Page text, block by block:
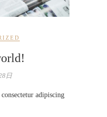
日
adipiscing